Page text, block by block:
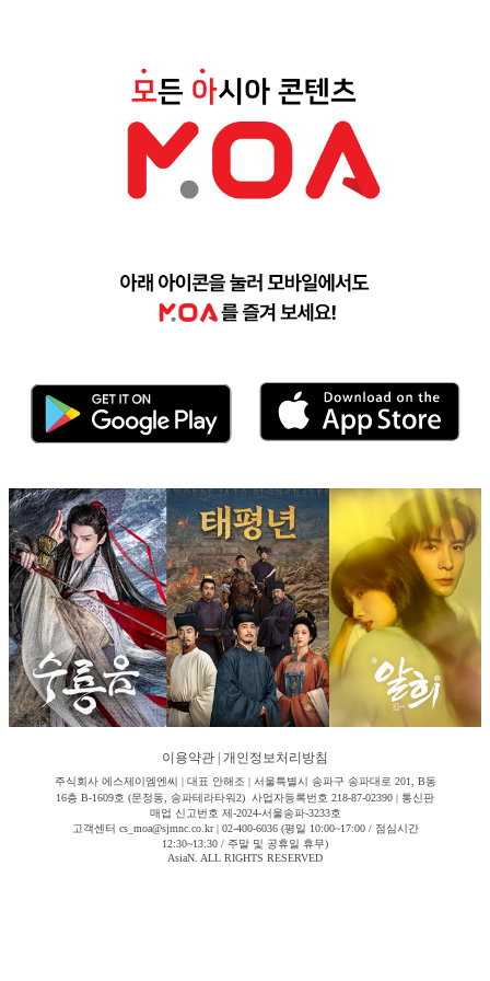
이용약관 개인정보처리방침
주식회사 에스제이엠엔씨 | 대표 안해조 | 서울특별시 송파구 송파대로 201, B동
16층 B-1609호 (문정동, 송파테라타워2) 사업자등록번호 218-87-02390 | 통신판
매업 신고번호 제-2024-서울송파-3233호
고객센터 cs_moa@sjmnc.co.kr | 02-400-6036 (평일 10:00~17:00 / 점심시간
12:30~13:30 / 주말 및 공휴일 휴무)
AsiaN. ALL RIGHTS RESERVED